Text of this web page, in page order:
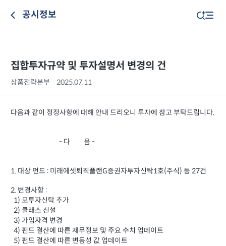
공시정보
집합투자규약 및 투자설명서 변경의 건
상품전략본부 2025.07.11
다음과 같이 정정사항에 대해 안내 드리오니 투자에 참고 부탁드립니다.
- 다 음 -
1. 대상 펀드 : 미래에셋퇴직플랜G증권자투자신탁1호(주식) 등 27건
2. 변경사항 :
1) 모투자신탁 추가
2) 클래스 신설
3) 가입자격 변경
4) 펀드 결산에 따른 재무정보 및 주요 수치 업데이트
5) 펀드 결산에 따른 변동성 값 업데이트